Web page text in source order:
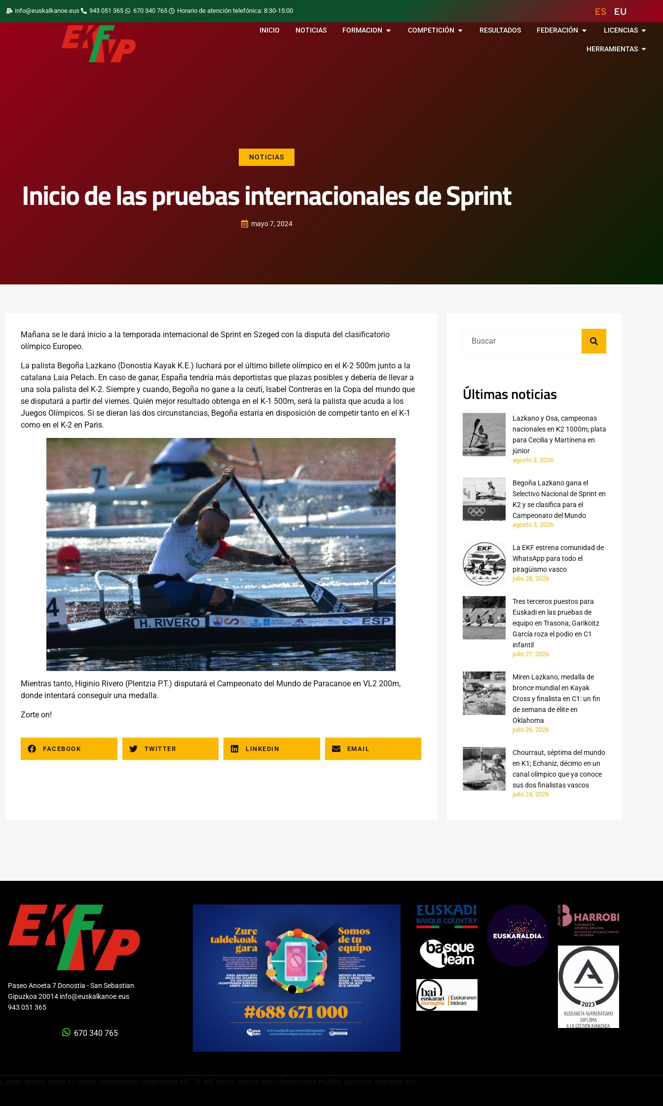
info@euskalkanoe.eus 943 051 365 670 340 765 Horario de atención telefónica: 8:30-15:00 ES EU
INICIO NOTICIAS FORMACION COMPETICIÓN RESULTADOS FEDERACIÓN LICENCIAS
HERRAMIENTAS
NOTICIAS
Inicio de las pruebas internacionales de Sprint
mayo 7, 2024
Mañana se le dará inicio a la temporada internacional de Sprint en Szeged con la disputa del clasificatorio
olímpico Europeo.
La palista Begoña Lazkano (Donostia Kayak K.E.) luchará por el último billete olímpico en el K-2 500m junto a la
catalana Laia Pelach. En caso de ganar, España tendría más deportistas que plazas posibles y debería de llevar a
una sola palista del K-2. Siempre y cuando, Begoña no gane a la ceutí, Isabel Contreras en la Copa del mundo que
se disputará a partir del viernes. Quién mejor resultado obtenga en el K-1 500m, será la palista que acuda a los
Juegos Olímpicos. Si se dieran las dos circunstancias, Begoña estaría en disposición de competir tanto en el K-1
como en el K-2 en Paris.
Mientras tanto, Higinio Rivero (Plentzia P.T.) disputará el Campeonato del Mundo de Paracanoe en VL2 200m,
donde intentará conseguir una medalla.
Zorte on!
FACEBOOK TWITTER LINKEDIN EMAIL
Últimas noticias
Lazkano y Osa, campeonas
nacionales en K2 1000m; plata
para Cecilia y Martinena en
júnior
agosto 3, 2026
Begoña Lazkano gana el
Selectivo Nacional de Sprint en
K2 y se clasifica para el
Campeonato del Mundo
agosto 3, 2026
La EKF estrena comunidad de
WhatsApp para todo el
piragüismo vasco
julio 28, 2026
Tres terceros puestos para
Euskadi en las pruebas de
equipo en Trasona; Garikoitz
García roza el podio en C1
infantil
julio 27, 2026
Miren Lazkano, medalla de
bronce mundial en Kayak
Cross y finalista en C1: un fin
de semana de élite en
Oklahoma
julio 26, 2026
Chourraut, séptima del mundo
en K1; Echaniz, décimo en un
canal olímpico que ya conoce
sus dos finalistas vascos
julio 24, 2026
Paseo Anoeta 7 Donostia - San Sebastian
Gipuzkoa 20014 info@euskalkanoe.eus
943 051 365
670 340 765